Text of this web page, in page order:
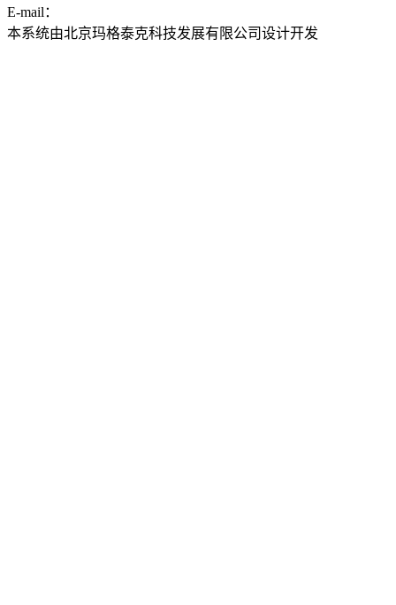
E-mail：
本系统由北京玛格泰克科技发展有限公司设计开发